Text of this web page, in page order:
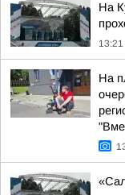
На
13:21
На